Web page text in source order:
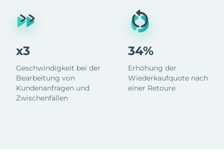
x3
Geschwindigkeit bei der
Bearbeitung von
Kundenanfragen und
Zwischenfällen
34%
Erhöhung der
Wiederkaufquote nach
einer Retoure